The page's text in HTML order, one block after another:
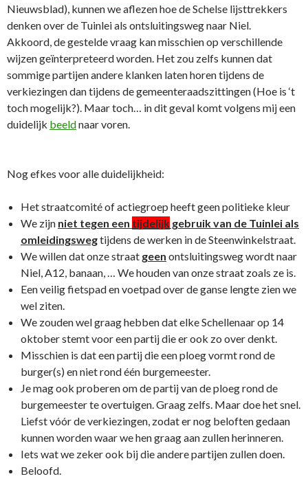
Nieuwsblad), kunnen we aflezen hoe de Schelse lijsttrekkers
denken over de Tuinlei als ontsluitingsweg naar Niel.
Akkoord, de gestelde vraag kan misschien op verschillende
wijzen geïnterpreteerd worden. Het zou zelfs kunnen dat
sommige partijen andere klanken laten horen tijdens de
verkiezingen dan tijdens de gemeenteraadszittingen (Hoe is ‘t
toch mogelijk?). Maar toch… in dit geval komt volgens mij een
duidelijk beeldnaar voren.
Nog efkes voor alle duidelijkheid:
Het straatcomité of actiegroep heeft geen politieke kleur
We zijn niet tegen een tijdelijk gebruik van de Tuinlei als
omleidingswegtijdens de werken in de Steenwinkelstraat.
We willen dat onze straat geen ontsluitingsweg wordt naar
Niel, A12, banaan, … We houden van onze straat zoals ze is.
Een veilig fietspad en voetpad over de ganse lengte zien we
wel ziten.
We zouden wel graag hebben dat elke Schellenaar op 14
oktober stemt voor een partij die er ook zo over denkt.
Misschien is dat een partij die een ploeg vormt rond de
burger(s) en niet rond één burgemeester.
Je mag ook proberen om de partij van de ploeg rond de
burgemeester te overtuigen. Graag zelfs. Maar doe het snel.
Liefst vóór de verkiezingen, zodat er nog beloften gedaan
kunnen worden waar we hen graag aan zullen herinneren.
Iets wat we zeker ook bij die andere partijen zullen doen.
Beloofd.